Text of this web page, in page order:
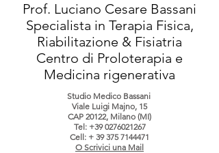
Prof. Luciano Cesare Bassani
Specialista in Terapia Fisica,
Riabilitazione & Fisiatria
Centro di Proloterapia e
Medicina rigenerativa
Studio Medico Bassani
Viale Luigi Majno, 15
CAP 20122, Milano (MI)
Tel: +39 0276021267
Cell: + 39 375 7144471
O Scrivici una Mail